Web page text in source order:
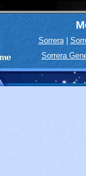
Sorrera|
Sorrera